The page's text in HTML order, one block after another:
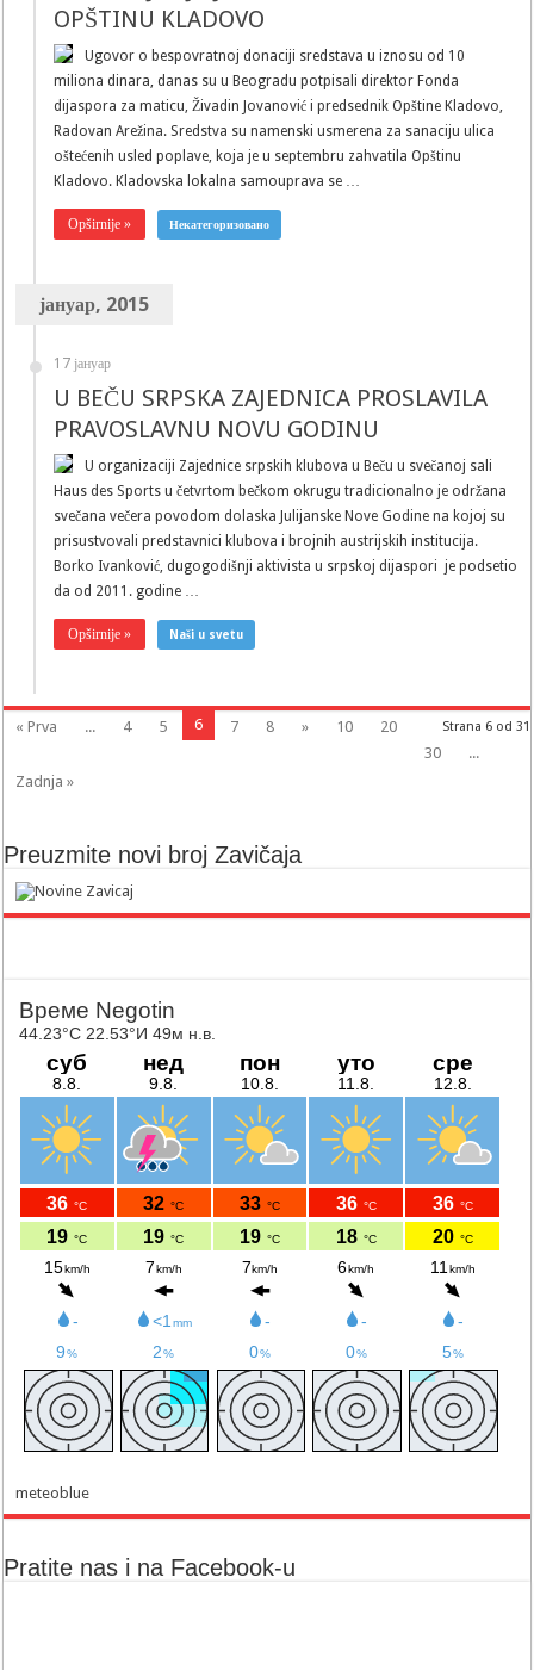
OPŠTINU KLADOVO
Ugovor o bespovratnoj donaciji sredstava u iznosu od 10
miliona dinara, danas su u Beogradu potpisali direktor Fonda
dijaspora za maticu, Živadin Jovanović i predsednik Opštine Kladovo,
Radovan Arežina. Sredstva su namenski usmerena za sanaciju ulica
oštećenih usled poplave, koja je u septembru zahvatila Opštinu
Kladovo. Kladovska lokalna samouprava se …
Opširnije » Некатегоризовано
јануар, 2015
17 јануар
U BEČU SRPSKA ZAJEDNICA PROSLAVILA
PRAVOSLAVNU NOVU GODINU
U organizaciji Zajednice srpskih klubova u Beču u svečanoj sali
Haus des Sports u četvrtom bečkom okrugu tradicionalno je održana
svečana večera povodom dolaska Julijanske Nove Godine na kojoj su
prisustvovali predstavnici klubova i brojnih austrijskih institucija.
Borko Ivanković, dugogodišnji aktivista u srpskoj dijaspori je podsetio
da od 2011. godine …
Opširnije » Naši u svetu
Strana 6 od 31
« Prva ... 4 5 6 7 8 » 10
20
30
...
Zadnja »
Preuzmite novi broj Zavičaja
meteoblue
Pratite nas i na Facebook-u